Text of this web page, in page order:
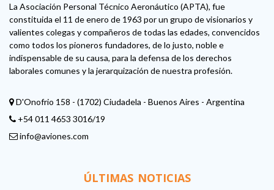
La Asociación Personal Técnico Aeronáutico (APTA), fue
constituida el 11 de enero de 1963 por un grupo de visionarios y
valientes colegas y compañeros de todas las edades, convencidos
como todos los pioneros fundadores, de lo justo, noble e
indispensable de su causa, para la defensa de los derechos
laborales comunes y la jerarquización de nuestra profesión.
D'Onofrio 158 - (1702) Ciudadela - Buenos Aires - Argentina
+54 011 4653 3016/19
info@aviones.com
ÚLTIMAS NOTICIAS